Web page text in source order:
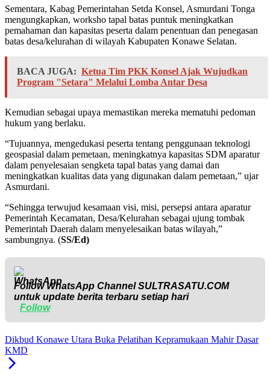
Sementara, Kabag Pemerintahan Setda Konsel, Asmurdani Tonga
mengungkapkan, worksho tapal batas puntuk meningkatkan
pemahaman dan kapasitas peserta dalam penentuan dan penegasan
batas desa/kelurahan di wilayah Kabupaten Konawe Selatan.
BACA JUGA: Ketua Tim PKK Konsel Ajak Wujudkan
Program "Setara" Melalui Lomba Antar Desa
Kemudian sebagai upaya memastikan mereka mematuhi pedoman
hukum yang berlaku.
“Tujuannya, mengedukasi peserta tentang penggunaan teknologi
geospasial dalam pemetaan, meningkatnya kapasitas SDM aparatur
dalam penyelesaian sengketa tapal batas yang damai dan
meningkatkan kualitas data yang digunakan dalam pemetaan,” ujar
Asmurdani.
“Sehingga terwujud kesamaan visi, misi, persepsi antara aparatur
Pemerintah Kecamatan, Desa/Kelurahan sebagai ujung tombak
Pemerintah Daerah dalam menyelesaikan batas wilayah,”
sambungnya. (SS/Ed)
Follow WhatsApp ChannelSULTRASATU.COM
untuk update berita terbaru setiap hari
Follow
Dikbud Konawe Utara Buka Pelatihan Kepramukaan Mahir Dasar
KMD